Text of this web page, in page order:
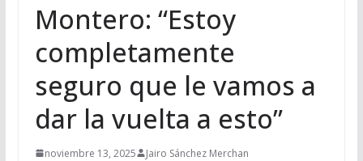
Montero: “Estoy
completamente
seguro que le vamos a
dar la vuelta a esto”
noviembre 13, 2025 Jairo Sánchez Merchan